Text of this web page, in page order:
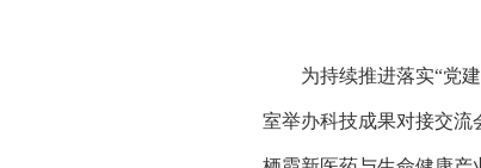
为持续推进落实“党
室举办科技成果对接交流